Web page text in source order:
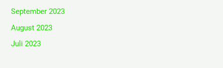
September 2023
August 2023
Juli 2023